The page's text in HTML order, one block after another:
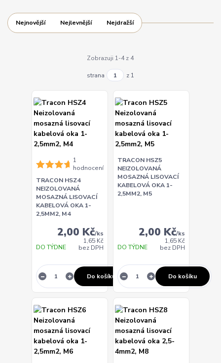
Nejnovější Nejlevnější Nejdražší
Zobrazuji 1-4 z 4
strana z 1
1
hodnocení
TRACON HSZ4
NEIZOLOVANÁ
MOSAZNÁ LISOVACÍ
KABELOVÁ OKA 1-
2,5MM2, M4
2,00 Kč/ks
1,65 Kč
bez DPH
DO TÝDNE
Do košíku
TRACON HSZ5
NEIZOLOVANÁ
MOSAZNÁ LISOVACÍ
KABELOVÁ OKA 1-
2,5MM2, M5
2,00 Kč/ks
1,65 Kč
bez DPH
DO TÝDNE
Do košíku